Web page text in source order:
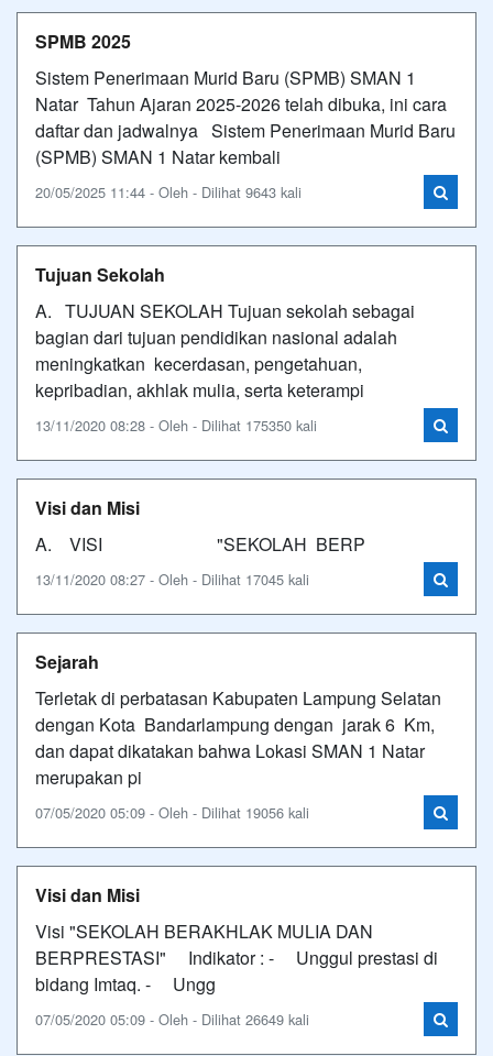
SPMB 2025
Sistem Penerimaan Murid Baru (SPMB) SMAN 1
Natar Tahun Ajaran 2025-2026 telah dibuka, ini cara
daftar dan jadwalnya Sistem Penerimaan Murid Baru
(SPMB) SMAN 1 Natar kembali
20/05/2025 11:44 - Oleh - Dilihat 9643 kali
Tujuan Sekolah
A. TUJUAN SEKOLAH Tujuan sekolah sebagai
bagian dari tujuan pendidikan nasional adalah
meningkatkan kecerdasan, pengetahuan,
kepribadian, akhlak mulia, serta keterampi
13/11/2020 08:28 - Oleh - Dilihat 175350 kali
Visi dan Misi
A. VISI "SEKOLAH BERP
13/11/2020 08:27 - Oleh - Dilihat 17045 kali
Sejarah
Terletak di perbatasan Kabupaten Lampung Selatan
dengan Kota Bandarlampung dengan jarak 6 Km,
dan dapat dikatakan bahwa Lokasi SMAN 1 Natar
merupakan pi
07/05/2020 05:09 - Oleh - Dilihat 19056 kali
Visi dan Misi
Visi "SEKOLAH BERAKHLAK MULIA DAN
BERPRESTASI" Indikator : - Unggul prestasi di
bidang Imtaq. - Ungg
07/05/2020 05:09 - Oleh - Dilihat 26649 kali